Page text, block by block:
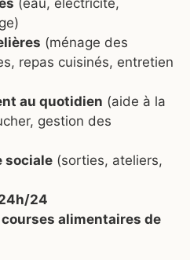
(eau, électricité,
(ménage des
repas cuisinés, entretien
au quotidien (aide à la
gestion des
sociale (sorties, ateliers,
24
alimentaires de